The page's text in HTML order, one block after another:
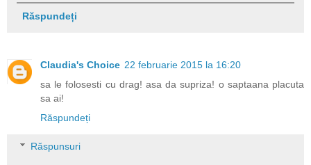
Răspundeți
Claudia's Choice 22 februarie 2015 la 16:20
sa le folosesti cu drag! asa da supriza! o saptaana placuta
sa ai!
Răspundeți
Răspunsuri